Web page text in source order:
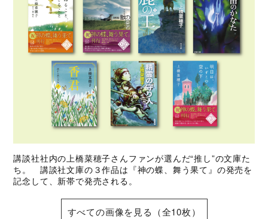
講談社社内の上橋菜穂子さんファンが選んだ“推し”の文庫た
ち。 講談社文庫の３作品は『神の蝶、舞う果て』の発売を
記念して、新帯で発売される。
すべての画像を見る（全10枚）